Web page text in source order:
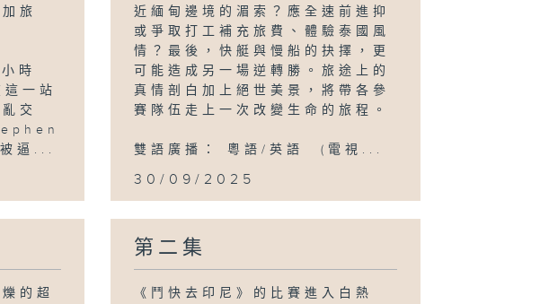
旅
時
一站
交
逼...
近緬甸邊境的湄索？應全速前進抑
或爭取打工補充旅費、體驗泰國風
情？最後，快艇與慢船的抉擇，更
可能造成另一場逆轉勝。旅途上的
真情剖白加上絕世美景，將帶各參
賽隊伍走上一次改變生命的旅程。
雙語廣播： 粵語/英語 (電視...
30/09/2025
的超
第二集
《鬥快去印尼》的比賽進入白熱